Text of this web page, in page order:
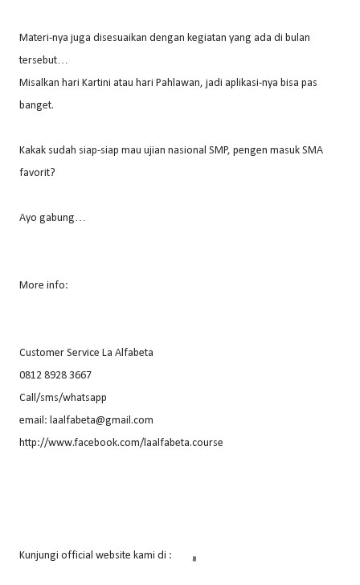
Materi-nya juga disesuaikan dengan kegiatan yang ada di bulan
tersebut…
Misalkan hari Kartini atau hari Pahlawan, jadi aplikasi-nya bisa pas
banget.
Kakak sudah siap-siap mau ujian nasional SMP, pengen masuk SMA
favorit?
Ayo gabung…
More info:
Customer Service La Alfabeta
0812 8928 3667
Call/sms/whatsapp
email: laalfabeta@gmail.com
http://www.facebook.com/laalfabeta.course
Kunjungi official website kami di :